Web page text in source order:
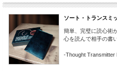
ておいてください。）
セット内容：
・WOWパスケース本体 ・オンラ
ソート・トランスミ
簡単、完璧に読心術
心を読んで相手の書
-Thought Transmitter